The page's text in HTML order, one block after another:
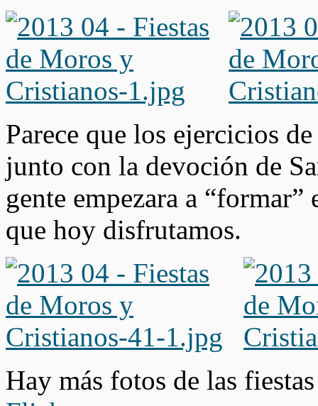
Parece que los ejercicios
junto con la devoción de
gente empezara a
que hoy disfrutamos.
Hay más fotos de las